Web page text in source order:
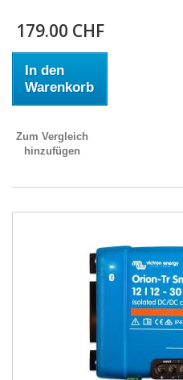
179.00 CHF
In den
Warenkorb
Zum Vergleich
hinzufügen